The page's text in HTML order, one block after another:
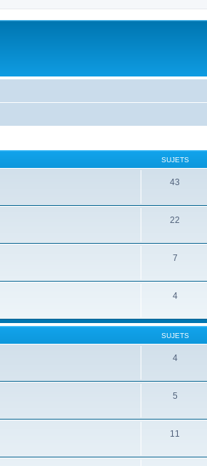
SUJETS
43
22
7
4
SUJETS
4
5
11